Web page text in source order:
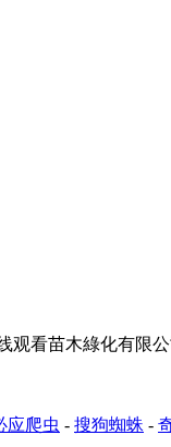
观看苗木綠化有限
应爬虫 - 搜狗蜘蛛 -